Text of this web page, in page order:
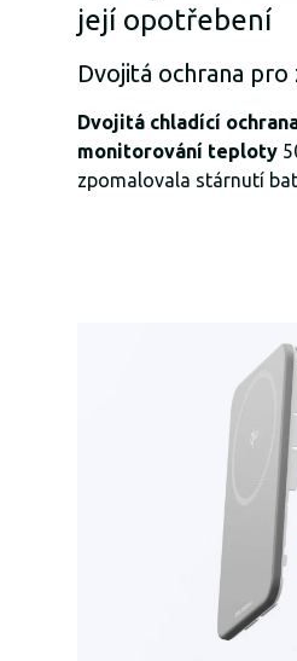
její opotřebení
Dvojitá ochrana
Dvojitá chladící
monitorování teploty
zpomalovala stárnutí